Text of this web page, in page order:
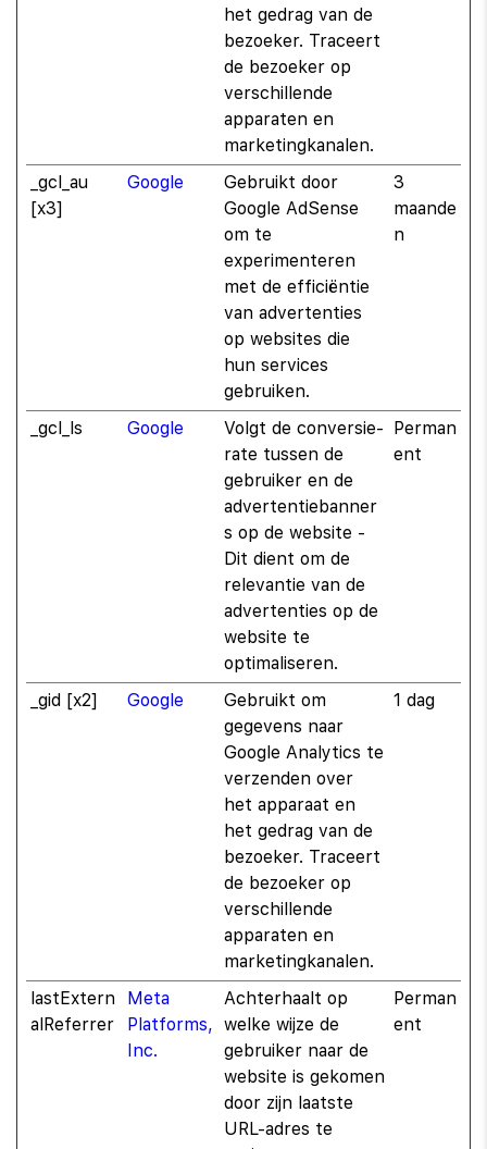
het gedrag van de
bezoeker. Traceert
de bezoeker op
verschillende
apparaten en
marketingkanalen.
_gcl_au
[x3]
Google
Gebruikt door
Google AdSense
om te
experimenteren
met de efficiëntie
van advertenties
op websites die
hun services
gebruiken.
3
maande
n
_gcl_ls Google
Volgt de conversie-
rate tussen de
gebruiker en de
advertentiebanner
s op de website -
Dit dient om de
relevantie van de
advertenties op de
website te
optimaliseren.
Perman
ent
_gid [x2] Google
Gebruikt om
gegevens naar
Google Analytics te
verzenden over
het apparaat en
het gedrag van de
bezoeker. Traceert
de bezoeker op
verschillende
apparaten en
marketingkanalen.
1 dag
lastExtern
alReferrer
Meta
Platforms,
Inc.
Achterhaalt op
welke wijze de
gebruiker naar de
website is gekomen
door zijn laatste
URL-adres te
Perman
ent